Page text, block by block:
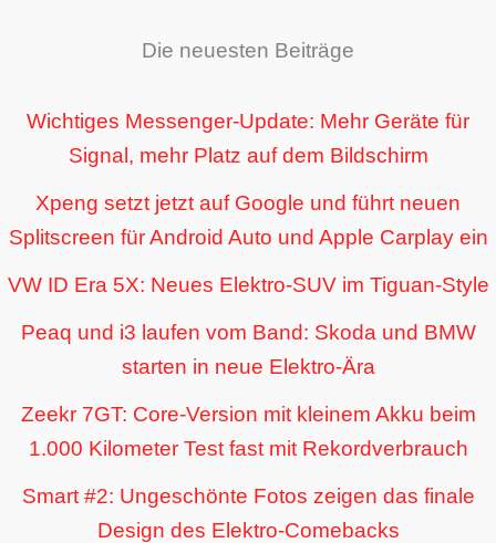
Die neuesten Beiträge
Wichtiges Messenger-Update: Mehr Geräte für
Signal, mehr Platz auf dem Bildschirm
Xpeng setzt jetzt auf Google und führt neuen
Splitscreen für Android Auto und Apple Carplay ein
VW ID Era 5X: Neues Elektro-SUV im Tiguan-Style
Peaq und i3 laufen vom Band: Skoda und BMW
starten in neue Elektro-Ära
Zeekr 7GT: Core-Version mit kleinem Akku beim
1.000 Kilometer Test fast mit Rekordverbrauch
Smart #2: Ungeschönte Fotos zeigen das finale
Design des Elektro-Comebacks